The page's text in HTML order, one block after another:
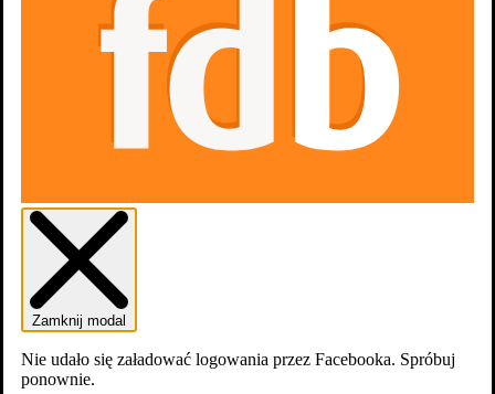
Zamknij modal
Nie udało się załadować logowania przez Facebooka. Spróbuj
ponownie.